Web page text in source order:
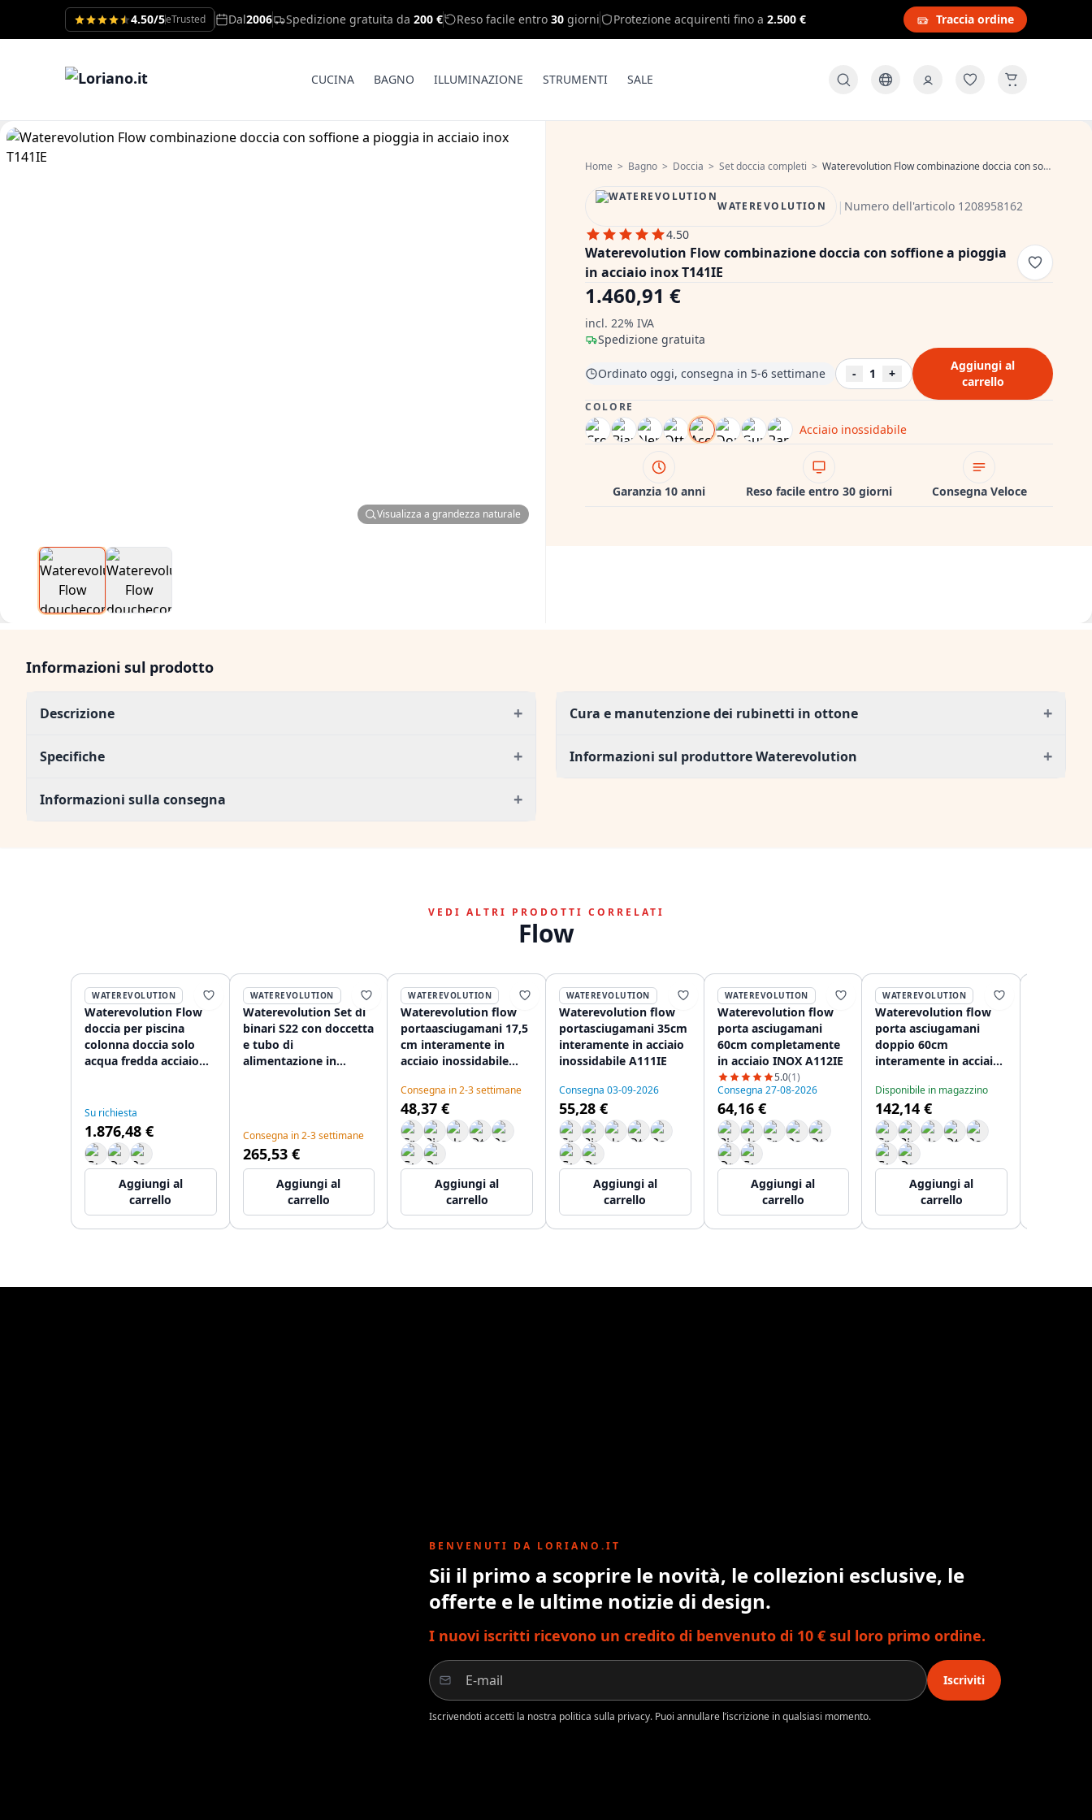
4.50/5eTrusted Dal2006 Spedizione gratuita da 200 € Reso facile entro 30 giorni Protezione acquirenti fino a 2.500 € Traccia ordine
CUCINA BAGNO ILLUMINAZIONE STRUMENTI SALE
Visualizza a grandezza naturale
Home > Bagno > Doccia > Set doccia completi > Waterevolution Flow combinazione doccia con soffione a pioggia in acciaio inox T141IE
WATEREVOLUTION | Numero dell'articolo 1208958162
4.50
Waterevolution Flow combinazione doccia con soffione a pioggia
in acciaio inox T141IE
1.460,91 €
incl. 22% IVA
Spedizione gratuita
Ordinato oggi, consegna in 5-6 settimane - 1 +
Aggiungi al
carrello
COLORE
Acciaio inossidabile
Garanzia 10 anni Reso facile entro 30 giorni Consegna Veloce
Informazioni sul prodotto
Descrizione +
Specifiche +
Informazioni sulla consegna +
Cura e manutenzione dei rubinetti in ottone +
Informazioni sul produttore Waterevolution +
VEDI ALTRI PRODOTTI CORRELATI
Flow
WATEREVOLUTION
Waterevolution Flow
doccia per piscina
colonna doccia solo
acqua fredda acciaio
Su richiesta
1.876,48 €
Aggiungi al
carrello
WATEREVOLUTION
Waterevolution Set di
binari S22 con doccetta
e tubo di
alimentazione in
Consegna in 2-3 settimane
265,53 €
Aggiungi al
carrello
WATEREVOLUTION
Waterevolution flow
portaasciugamani 17,5
cm interamente in
acciaio inossidabile
Consegna in 2-3 settimane
48,37 €
Aggiungi al
carrello
WATEREVOLUTION
Waterevolution flow
portasciugamani 35cm
interamente in acciaio
inossidabile A111IE
Consegna 03-09-2026
55,28 €
Aggiungi al
carrello
WATEREVOLUTION
Waterevolution flow
porta asciugamani
60cm completamente
in acciaio INOX A112IE
5.0(1)
Consegna 27-08-2026
64,16 €
Aggiungi al
carrello
WATEREVOLUTION
Waterevolution flow
porta asciugamani
doppio 60cm
interamente in acciaio
Disponibile in magazzino
142,14 €
Aggiungi al
carrello
BENVENUTI DA LORIANO.IT
Sii il primo a scoprire le novità, le collezioni esclusive, le
offerte e le ultime notizie di design.
I nuovi iscritti ricevono un credito di benvenuto di 10 € sul loro primo ordine.
Iscriviti
Iscrivendoti accetti la nostra politica sulla privacy. Puoi annullare l’iscrizione in qualsiasi momento.